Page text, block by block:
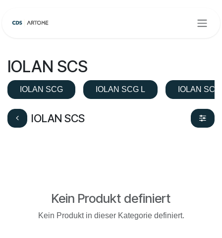
IOLAN SCS
IOLAN SCG IOLAN SCG L IOLAN
IOLAN SCS
Kein Produkt definiert
Kein Produkt in dieser Kategorie definiert.